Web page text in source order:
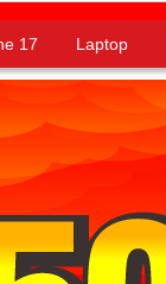
17 Laptop